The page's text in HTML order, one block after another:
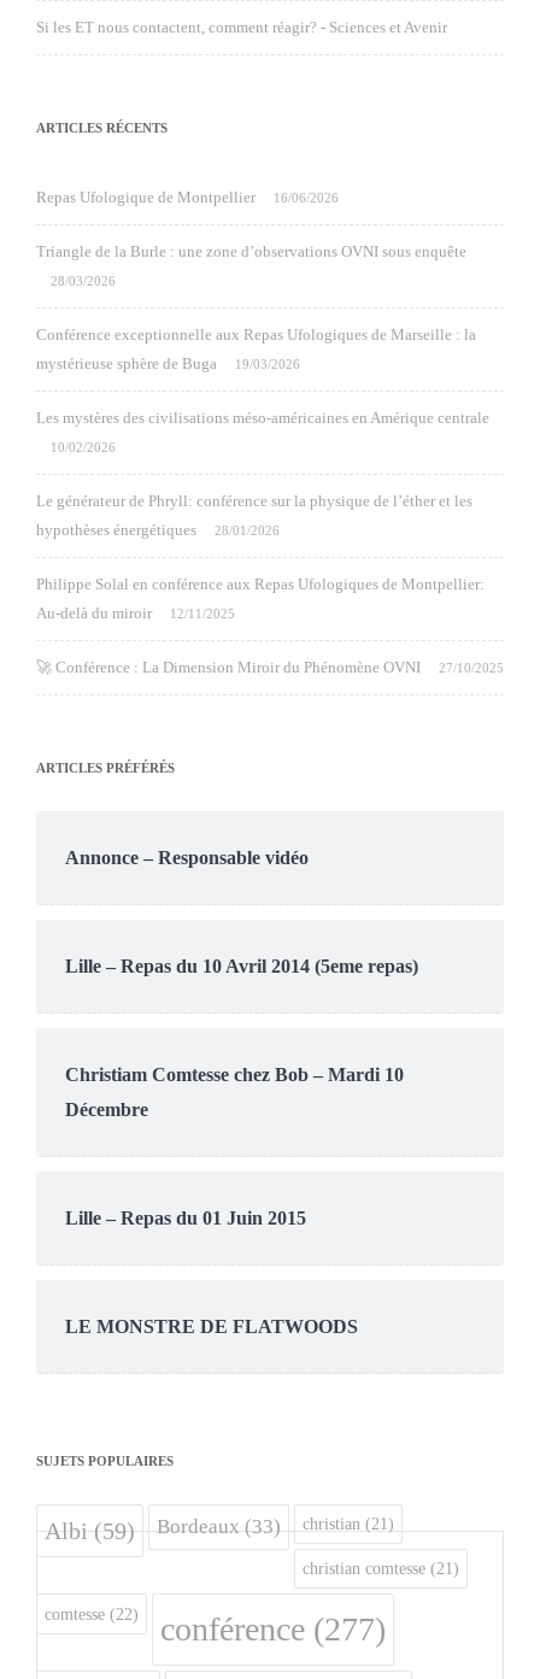
Si les ET nous contactent, comment réagir? - Sciences et Avenir
ARTICLES RÉCENTS
Repas Ufologique de Montpellier 16/06/2026
Triangle de la Burle : une zone d’observations OVNI sous enquête
28/03/2026
Conférence exceptionnelle aux Repas Ufologiques de Marseille : la
mystérieuse sphère de Buga
19/03/2026
Les mystères des civilisations méso-américaines en Amérique centrale
10/02/2026
Le générateur de Phryll: conférence sur la physique de l’éther et les
hypothèses énergétiques
28/01/2026
Philippe Solal en conférence aux Repas Ufologiques de Montpellier:
Au-delà du miroir
12/11/2025
🚀 Conférence : La Dimension Miroir du Phénomène OVNI 27/10/2025
ARTICLES PRÉFÉRÉS
Annonce – Responsable vidéo
Lille – Repas du 10 Avril 2014 (5eme repas)
Christiam Comtesse chez Bob – Mardi 10
Décembre
Lille – Repas du 01 Juin 2015
LE MONSTRE DE FLATWOODS
SUJETS POPULAIRES
Albi(59) Bordeaux(33) christian (21)
christian comtesse (21)
comtesse (22) conférence (277)